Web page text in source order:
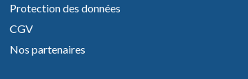
Protection des données
CGV
Nos partenaires